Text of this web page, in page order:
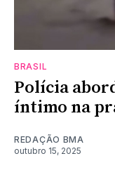
BRASIL
Polícia
íntimo na
REDAÇÃO BMA
outubro 15, 2025